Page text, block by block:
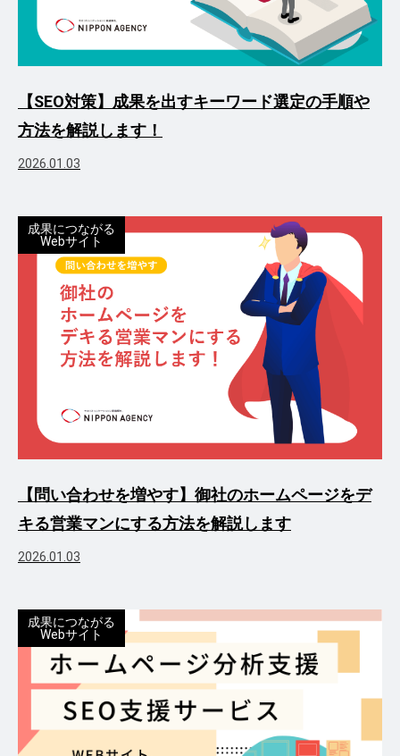
【SEO対策】成果を出すキーワード選定の手順や
方法を解説します！
2026.01.03
成果につながる
Webサイト
【問い合わせを増やす】御社のホームページをデ
キる営業マンにする方法を解説します
2026.01.03
成果につながる
Webサイト